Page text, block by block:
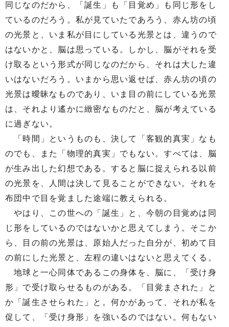
同じなのだから、「誕生」も「目覚め」も同じ形をし
ているのだろう。私が見ていたであろう、赤ん坊の頃
の光景と、いま私が目にしている光景とは、違うので
はないかと、脳は思っている。しかし、脳がそれを受
け取るという形式が同じなのだから、それは大した違
いはないだろう。いまから思い返せば、赤ん坊の頃の
光景は曖昧なものであり、いま目の前にしている光景
は、それより遙かに緻密なものだと、脳が考えている
に過ぎない。
「時間」というものも、決して「客観的真実」なも
のでも、また「物理的真実」でもない。すべては、脳
が生み出した幻想である。すると脳に捉えられる以前
の光景を、人間は決して見ることができない。それを
布団中で目を覚ました途端に教えられる。
やはり、この世への「誕生」と、今朝の目覚めは同
じ形をしているのではないかと思えてしまう。そこか
ら、目の前の光景は、原始人だった自分が、初めて目
の前にした光景と、左程の違いはないと思えてくる。
地球と一心同体であるこの身体を、脳に、「受け身
形」で受け取らせるものがある。「目覚まされた」と
か「誕生させられた」と。何かがあって、それが私を
促して、「受け身形」を強いるのではない。何もない